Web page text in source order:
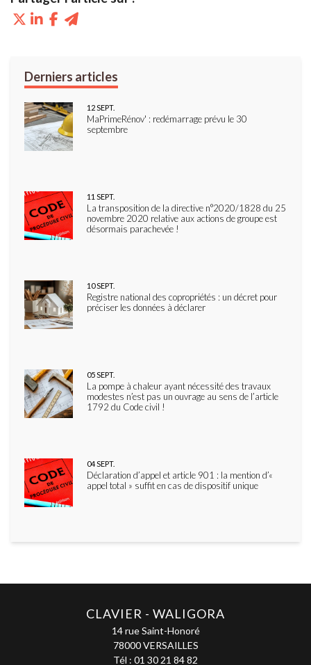
MaPrimeRénov' : redémarrage prévu le 30
septembre
12 SEPT.
La transposition de la directive n°2020/1828 du 25
novembre 2020 relative aux actions de groupe est
désormais parachevée !
11 SEPT.
Registre national des copropriétés : un décret pour
préciser les données à déclarer
10 SEPT.
La pompe à chaleur ayant nécessité des travaux
modestes n’est pas un ouvrage au sens de l’article
1792 du Code civil !
05 SEPT.
Déclaration d’appel et article 901 : la mention d’«
appel total » suffit en cas de dispositif unique
04 SEPT.
CLAVIER - WALIGORA
14 rue Saint-Honoré
78000 VERSAILLES
Tél : 01 30 21 84 82